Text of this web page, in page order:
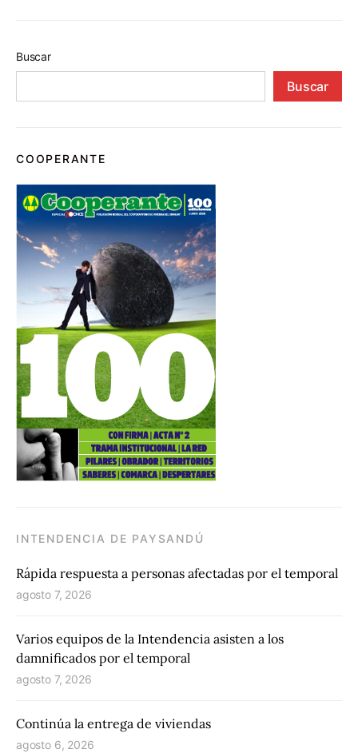
Buscar
Buscar
COOPERANTE
INTENDENCIA DE PAYSANDÚ
Rápida respuesta a personas afectadas por el temporal
agosto 7, 2026
Varios equipos de la Intendencia asisten a los
damnificados por el temporal
agosto 7, 2026
Continúa la entrega de viviendas
agosto 6, 2026